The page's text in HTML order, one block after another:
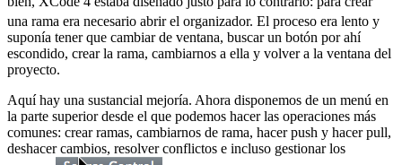
una rama era necesario abrir el organizador. El proceso era lento y
suponía tener que cambiar de ventana, buscar un botón por ahí
escondido, crear la rama, cambiarnos a ella y volver a la ventana del
proyecto.
Aquí hay una sustancial mejoría. Ahora disponemos de un menú en
la parte superior desde el que podemos hacer las operaciones más
comunes: crear ramas, cambiarnos de rama, hacer push y hacer pull,
deshacer cambios, resolver conflictos e incluso gestionar los